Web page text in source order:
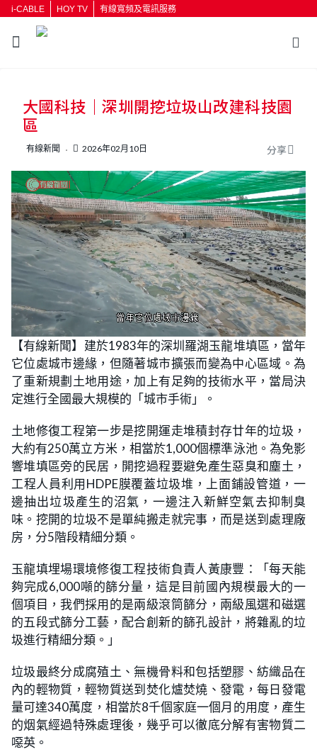
i-CABLE HOY TV 有線寬頻及電訊服務
按輸入鍵開始搜尋
大國科技｜深圳開挖垃圾山改建科技園
區
有線新聞 2026年02月10日 分享
n
m
u
t
e
o
a
d
e
d
:
1
8
.
%
【有線新聞】建於1983年的深圳羅湖玉龍堆填區，當年
它位處城市邊緣，但隨著城市擴張而變為中心區域。為
了重新規劃土地用途，加上有足夠的技術水平，當局決
定進行全國最大規模的「城市手術」。
土地修復工程第一步是挖開運走堆積封存廿年的垃圾，
大約有250萬立方米，相當於1,000個標準泳池。為免影
響堆填區旁的民居，開挖過程要避免產生惡臭和塵土，
工程人員利用HDPE膜覆蓋垃圾堆，上面鋪設管道，一
邊抽出垃圾產生的沼氣，一邊注入新鮮空氣去抑制臭
味。挖開的垃圾不是單純搬走就完事，而是送到處理廠
房，分5階段精細分類。
玉龍填埋場環境修復工程技術負責人黃康豐：「每天能
夠完成6,000噸的篩分量，這是目前國內規模最大的一
個項目，我們採用的是兩級滾筒篩分，兩級風選和磁選
的五段式篩分工藝，配合創新的篩孔設計，將雜亂的垃
圾進行精細分類。」
垃圾最終分成腐殖土、無機骨料和包括塑膠、紡織品在
內的輕物質，輕物質送到焚化爐焚燒、發電，每日發電
量可達340萬度，相當於8千個家庭一個月的用度，產生
的烟氣經過特殊處理後，幾乎可以徹底分解有害物質二
噁英。